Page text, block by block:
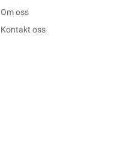
Om oss
Kontakt oss